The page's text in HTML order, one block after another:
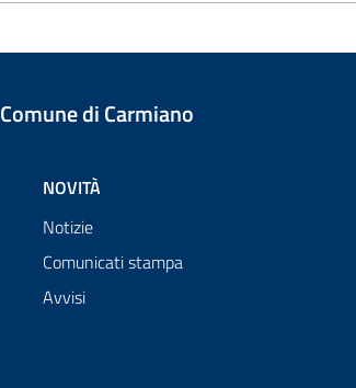
Comune di Carmiano
NOVITÀ
Notizie
Comunicati stampa
Avvisi